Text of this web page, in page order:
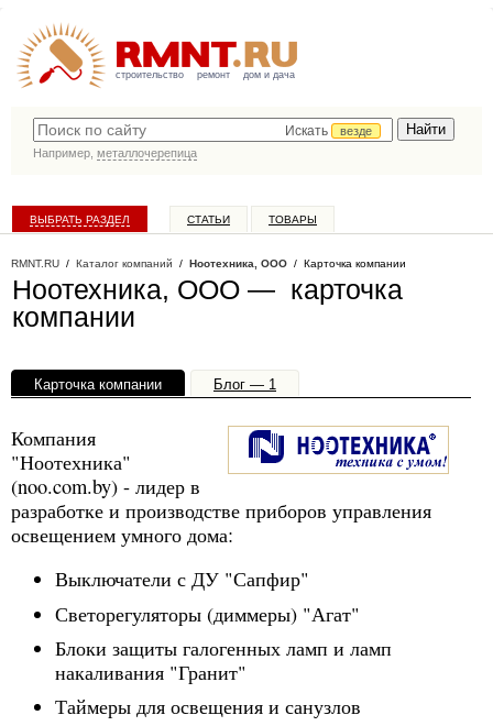
строительство ремонт дом и дача
Искать
везде
Например, металлочерепица
ВЫБРАТЬ РАЗДЕЛ СТАТЬИ ТОВАРЫ
RMNT.RU / Каталог компаний / Ноотехника, ООО / Карточка компании
Ноотехника, ООО — карточка
компании
Карточка компании
Блог — 1
Компания
"Ноотехника"
(noo.com.by) - лидер в
разработке и производстве приборов управления
освещением умного дома:
Выключатели с ДУ "Сапфир"
Светорегуляторы (диммеры) "Агат"
Блоки защиты галогенных ламп и ламп
накаливания "Гранит"
Таймеры для освещения и санузлов